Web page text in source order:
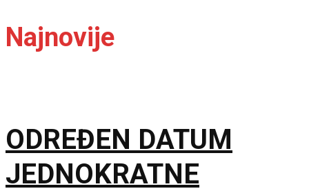
Najnovije
ODREĐEN DATUM
JEDNOKRATNE